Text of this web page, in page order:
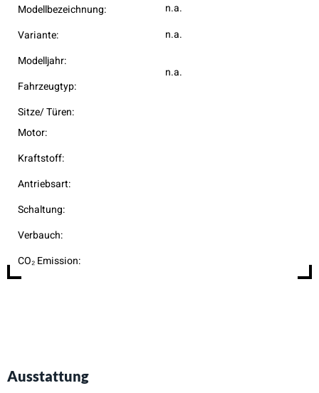
Modellbezeichnung:
Variante:
Modelljahr:
Fahrzeugtyp:
Sitze/ Türen:
n.a.
n.a.
n.a.
Motor:
Kraftstoff:
Antriebsart:
Schaltung:
Verbauch:
CO₂ Emission:
Ausstattung